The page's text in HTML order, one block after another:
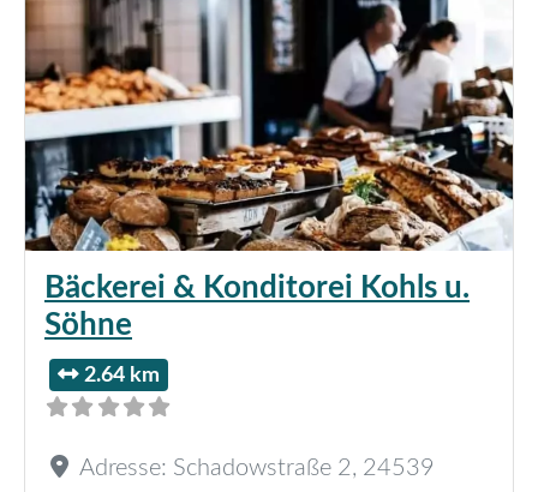
Bäckerei & Konditorei Kohls u.
Söhne
2.64 km
Adresse: Schadowstraße 2, 24539